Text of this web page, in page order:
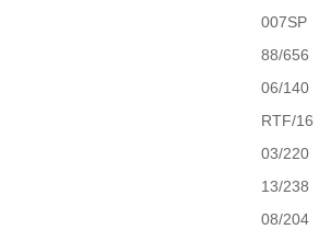
007SP
88/656
06/140
RTF/16
03/220
13/238
08/204